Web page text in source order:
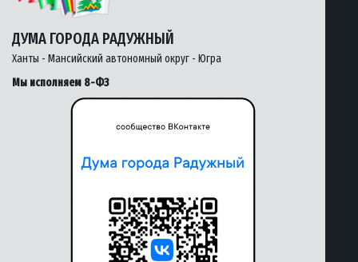
ДУМА ГОРОДА РАДУЖНЫЙ
Ханты - Мансийский автономный округ - Югра
Мы исполняем 8-ФЗ